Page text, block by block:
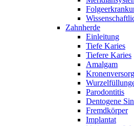
Zahnherde
Einleitung
Tiefe Karies
Tiefere Karies
Amalgam
Paro­dontitis
Dento­gene
Fremdkörper
Implantat